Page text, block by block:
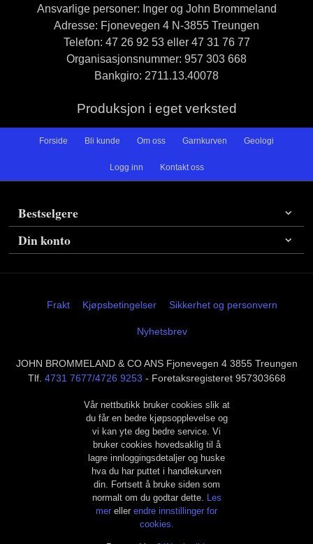
Ansvarlige personer: Inger og John Brommeland
Adresse: Fjonevegen 4 N-3855 Treungen
Telefon: 47 26 92 53 eller 47 31 76 77
Organisasjonsnummer: 957 303 668
Bankgiro: 2711.13.40078
Produksjon i eget verksted
Forside Bli kunde Om oss Garnkurven Geologi
Logg inn Kontakt oss
Bestselgere
Din konto
Frakt Kjøpsbetingelser Sikkerhet og personvern
Nyhetsbrev
JOHN BROMMELAND & CO ANS Fjonevegen 4 3855 Treungen
Tlf. 4731 7677/4726 9253 - Foretaksregisteret 957303668
Vår nettbutikk bruker cookies slik at
du får en bedre kjøpsopplevelse og
vi kan yte deg bedre service. Vi
bruker cookies hovedsaklig til å
lagre innloggingsdetaljer og huske
hva du har puttet i handlekurven
din. Fortsett å bruke siden som
normalt om du godtar dette.
Les
mer eller endre innstillinger for
cookies.